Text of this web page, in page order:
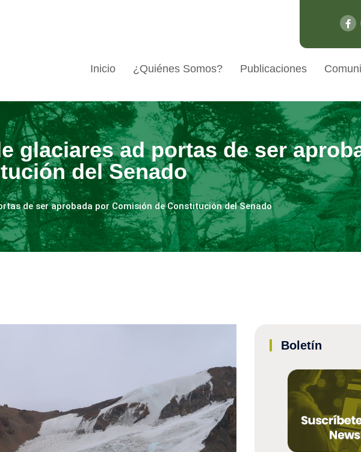
Inicio ¿Quiénes Somos? Publicaciones
glaciares ad portas de ser
del Senado
de ser aprobada por Comisión de Constitución del Senado
Boletín